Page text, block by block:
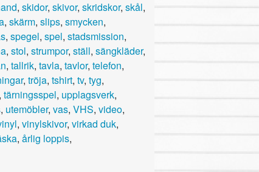
, skidor, skivor, skridskor, skål,
, skärm, slips, smycken,
, spegel, spel, stadsmission,
, stol, strumpor, ställ, sängkläder,
, tallrik, tavla, tavlor, telefon,
, tröja, tshirt, tv, tyg,
tärningsspel, upplagsverk,
, utemöbler, vas, VHS, video,
, vinylskivor, virkad duk,
, årlig loppis,